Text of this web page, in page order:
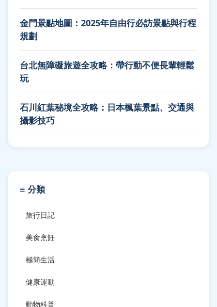
金門景點地圖：2025年自由行必訪景點與行程
規劃
台北無障礙旅遊全攻略：帶行動不便長輩輕鬆
玩
石川紅葉秘境全攻略：日本楓葉景點、交通與
攝影技巧
≡ 分類
旅行日記
美食烹飪
極簡生活
健康運動
動物科普